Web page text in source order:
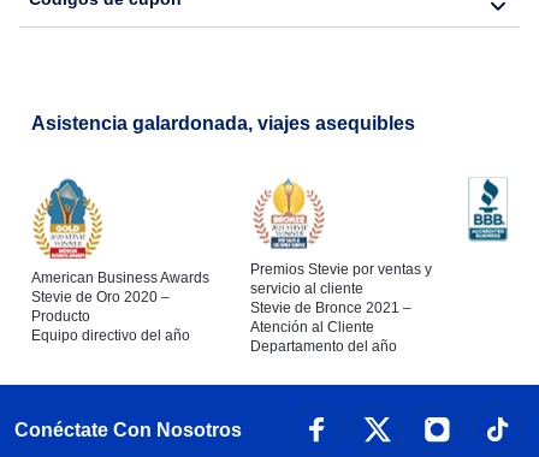
Asistencia galardonada, viajes asequibles
American Business Awards
Stevie de Oro 2020 –
Producto
Equipo directivo del año
Premios Stevie por ventas y
servicio al cliente
Stevie de Bronce 2021 –
Atención al Cliente
Departamento del año
Conéctate Con Nosotros